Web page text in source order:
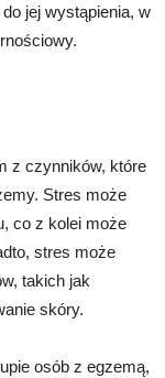
jej wystąpienia, w
z czynników, które
Stres może
co z kolei może
stres może
takich jak
skóry.
osób z egzemą,